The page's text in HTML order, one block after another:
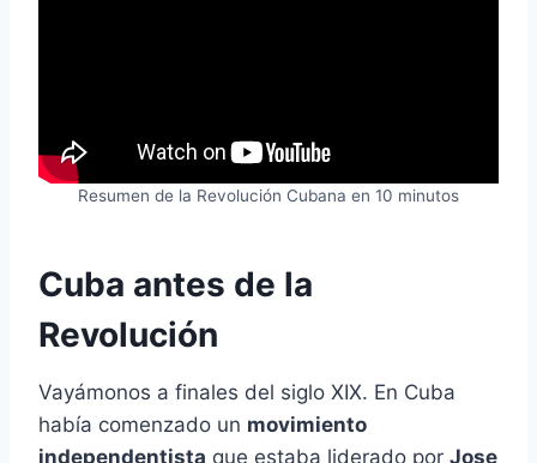
Resumen de la Revolución Cubana en 10 minutos
Cuba antes de la
Revolución
Vayámonos a finales del siglo XIX. En Cuba
había comenzado un movimiento
independentista que estaba liderado por Jose